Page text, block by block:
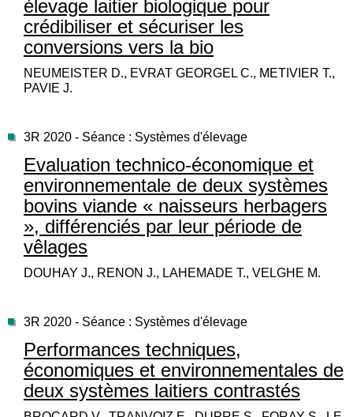
élevage laitier biologique pour
crédibiliser et sécuriser les
conversions vers la bio
NEUMEISTER D., EVRAT GEORGEL C., METIVIER T.,
PAVIE J.
3R 2020 - Séance : Systèmes d'élevage
Evaluation technico-économique et
environnementale de deux systèmes
bovins viande « naisseurs herbagers
», différenciés par leur période de
vêlages
DOUHAY J., RENON J., LAHEMADE T., VELGHE M.
3R 2020 - Séance : Systèmes d'élevage
Performances techniques,
économiques et environnementales de
deux systèmes laitiers contrastés